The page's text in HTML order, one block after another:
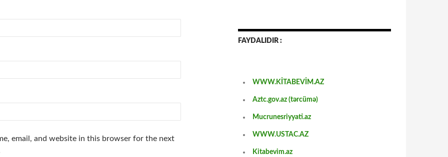
email, and website in this browser for the next
FAYDALIDIR :
WWW.KİTABEVİM.AZ
Aztc.gov.az (tərcümə)
Mucrunesriyyati.az
WWW.USTAC.AZ
Kitabevim.az